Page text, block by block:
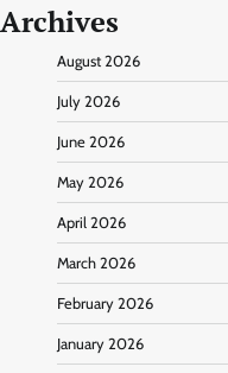
Archives
August 2026
July 2026
June 2026
May 2026
April 2026
March 2026
February 2026
January 2026